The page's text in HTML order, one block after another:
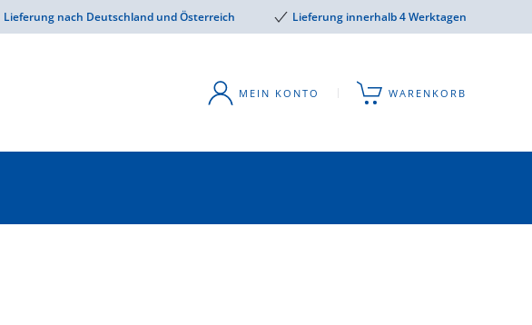
Lieferung nach Deutschland und Österreich Lieferung innerhalb 4 Werktagen
MEIN KONTO WARENKORB